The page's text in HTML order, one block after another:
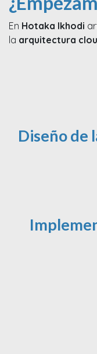
En Hotaka Ikhodi
la arquitectura
Diseño de